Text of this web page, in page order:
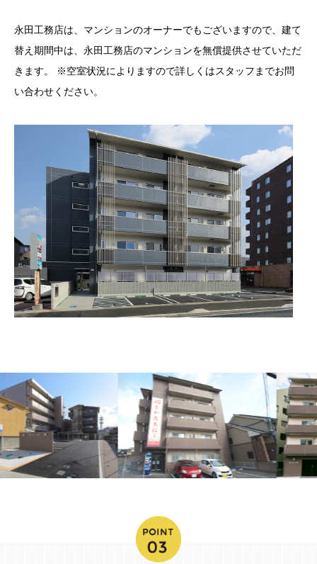
永田工務店は、マンションのオーナーでもございますので、建て
替え期間中は、永田工務店のマンションを無償提供させていただ
きます。 ※空室状況によりますので詳しくはスタッフまでお問
い合わせください。